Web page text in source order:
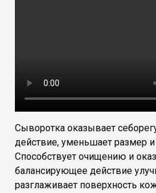
Сыворотка оказывает
действие, уменьшает размер
Способствует очищению и
балансирующее действие
разглаживает поверхность